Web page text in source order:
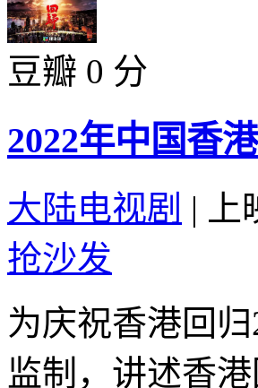
豆瓣 0 分
2022年中国香
大陆电视剧 |
抢沙发
为庆祝香港回
监制，讲述香